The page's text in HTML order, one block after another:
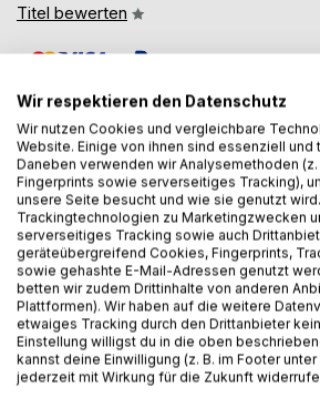
Titel bewerten
BESCHREIBUNG
Hörst du sie nicht, die Tiere, die
Doch, auch die haben ihre Sprache,
unsere Worte. Schau sie dir genau an!
Beobachte sie im Frühling, Sommer,
Sie sprechen zu uns, wenn sie sich
wenn sie zu uns kommen oder
wenn sie Blätter bekommen und
Wir respektieren den Datenschutz
Wir nutzen Cookies und vergleichbare
Website. Einige von ihnen sind essenziell und
Daneben verwenden wir Analysemethoden
Fingerprints sowie serverseitiges Tracking),
unsere Seite besucht und wie sie genutzt
Trackingtechnologien zu Marketingzwecken
serverseitiges Tracking sowie auch
geräteübergreifend Cookies, Fingerprints,
sowie gehashte E-Mail-Adressen genutzt
betten wir zudem Drittinhalte von anderen
Plattformen). Wir haben auf die weitere
etwaiges Tracking durch den Drittanbieter
Einstellung willigst du in die oben
kannst deine Einwilligung (z. B. im Footer
jederzeit mit Wirkung für die Zukunft